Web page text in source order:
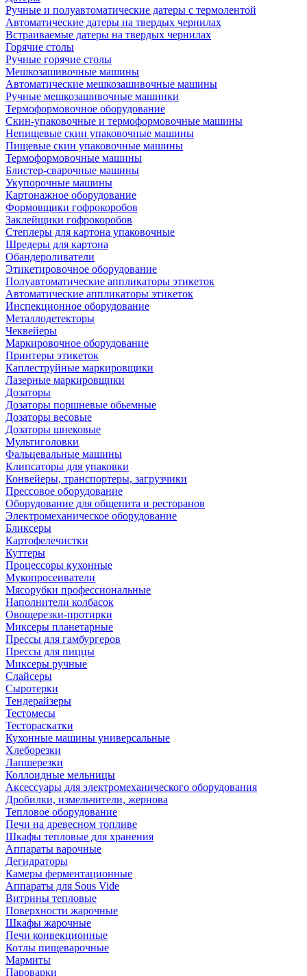
Ручные и полуавтоматические датеры с термолентой
Автоматические датеры на твердых чернилах
Встраиваемые датеры на твердых чернилах
Горячие столы
Ручные горячие столы
Мешкозашивочные машины
Автоматические мешкозашивочные машины
Ручные мешкозашивочные машинки
Термоформовочное оборудование
Скин-упаковочные и термоформовочные машины
Непищевые скин упаковочные машины
Пищевые скин упаковочные машины
Термоформовочные машины
Блистер-сварочные машины
Укупорочные машины
Картонажное оборудование
Формовщики гофрокоробов
Заклейщики гофрокоробов
Степлеры для картона упаковочные
Шредеры для картона
Обандероливатели
Этикетировочное оборудование
Полуавтоматические аппликаторы этикеток
Автоматические аппликаторы этикеток
Инспекционное оборудование
Металлодетекторы
Чеквейеры
Маркировочное оборудование
Принтеры этикеток
Каплеструйные маркировщики
Лазерные маркировщики
Дозаторы
Дозаторы поршневые обьемные
Дозаторы весовые
Дозаторы шнековые
Мультиголовки
Фальцевальные машины
Клипсаторы для упаковки
Конвейеры, транспортеры, загрузчики
Прессовое оборудование
Оборудование для общепита и ресторанов
Электромеханическое оборудование
Бликсеры
Картофелечистки
Куттеры
Процессоры кухонные
Мукопросеиватели
Мясорубки профессиональные
Наполнители колбасок
Овощерезки-протирки
Миксеры планетарные
Прессы для гамбургеров
Прессы для пиццы
Миксеры ручные
Слайсеры
Сыротерки
Тендерайзеры
Тестомесы
Тестораскатки
Кухонные машины универсальные
Хлеборезки
Лапшерезки
Коллоидные мельницы
Аксессуары для электромеханического оборудования
Дробилки, измельчители, жернова
Тепловое оборудование
Печи на древесном топливе
Шкафы тепловые для хранения
Аппараты варочные
Дегидраторы
Камеры ферментационные
Аппараты для Sous Vide
Витрины тепловые
Поверхности жарочные
Шкафы жарочные
Печи конвекционные
Котлы пищеварочные
Мармиты
Пароварки